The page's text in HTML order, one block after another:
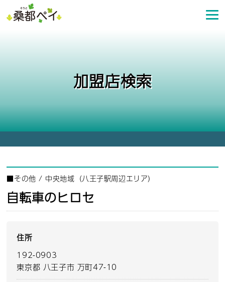
ン
プ
加盟店検索
■その他 / 中央地域（八王子駅周辺エリア）
自転車のヒロセ
住所
192-0903
東京都 八王子市 万町47-10